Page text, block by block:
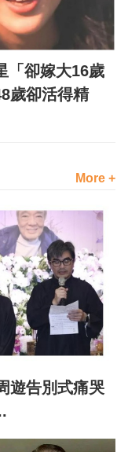
「卻嫁大16歲
歲卻活得精
More +
遊告別式痛哭